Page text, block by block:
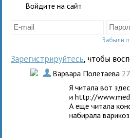
Войдите на сайт
Забыли
Зарегистрируйтесь, чтобы
. Варвара Полетаева
Я читала вот
и http://
А еще читала
набирала варикоз.